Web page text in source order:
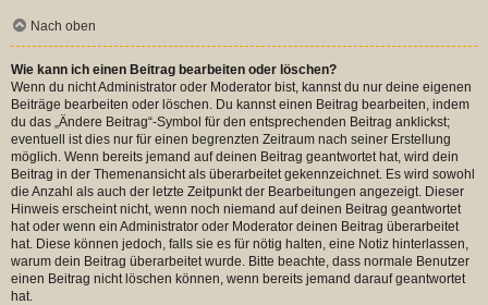
Nach oben
Wie kann ich einen Beitrag bearbeiten oder löschen?
Wenn du nicht Administrator oder Moderator bist, kannst du nur deine eigenen
Beiträge bearbeiten oder löschen. Du kannst einen Beitrag bearbeiten, indem
du das „Ändere Beitrag“-Symbol für den entsprechenden Beitrag anklickst;
eventuell ist dies nur für einen begrenzten Zeitraum nach seiner Erstellung
möglich. Wenn bereits jemand auf deinen Beitrag geantwortet hat, wird dein
Beitrag in der Themenansicht als überarbeitet gekennzeichnet. Es wird sowohl
die Anzahl als auch der letzte Zeitpunkt der Bearbeitungen angezeigt. Dieser
Hinweis erscheint nicht, wenn noch niemand auf deinen Beitrag geantwortet
hat oder wenn ein Administrator oder Moderator deinen Beitrag überarbeitet
hat. Diese können jedoch, falls sie es für nötig halten, eine Notiz hinterlassen,
warum dein Beitrag überarbeitet wurde. Bitte beachte, dass normale Benutzer
einen Beitrag nicht löschen können, wenn bereits jemand darauf geantwortet
hat.